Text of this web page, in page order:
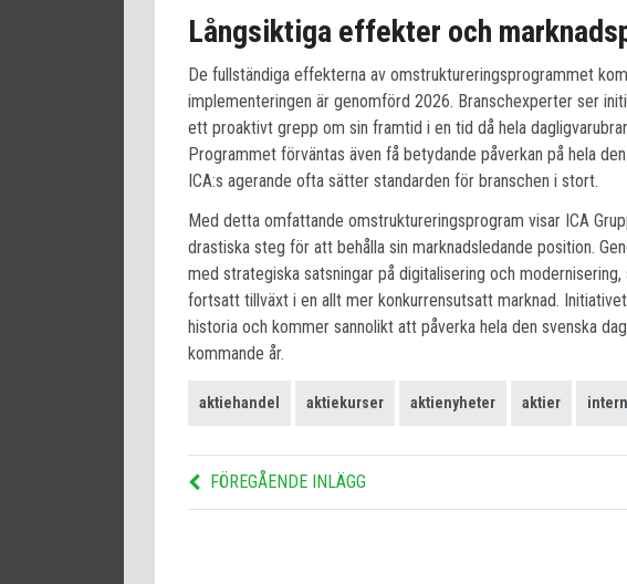
Långsiktiga effekter och
De fullständiga effekterna av omstruktureringsprogrammet
implementeringen är genomförd 2026. Branschexperter ser
ett proaktivt grepp om sin framtid i en tid då hela
Programmet förväntas även få betydande påverkan på hela
ICA:s agerande ofta sätter standarden för branschen i stort.
Med detta omfattande omstruktureringsprogram visar ICA
drastiska steg för att behålla sin marknadsledande position.
med strategiska satsningar på digitalisering och
fortsatt tillväxt i en allt mer konkurrensutsatt marknad.
historia och kommer sannolikt att påverka hela den svenska
kommande år.
aktiehandel aktiekurser aktienyheter aktier
FÖREGÅENDE INLÄGG